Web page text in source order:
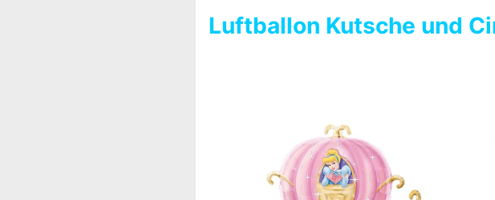
Luftballon Kutsche und